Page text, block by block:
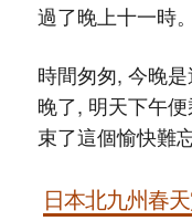
過了晚上十一時
時間匆匆, 今晚
晚了, 明天下午
束了這個愉快難
日本北九州春